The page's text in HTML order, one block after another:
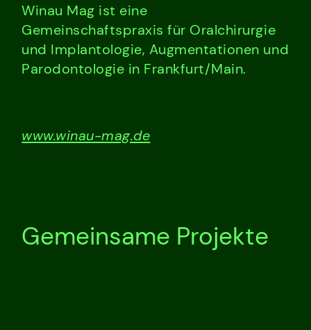
Winau Mag ist eine
Gemeinschaftspraxis für Oralchirurgie
und Implantologie, Augmentationen und
Parodontologie in Frankfurt/Main.
www.winau-mag.de
Gemeinsame Projekte